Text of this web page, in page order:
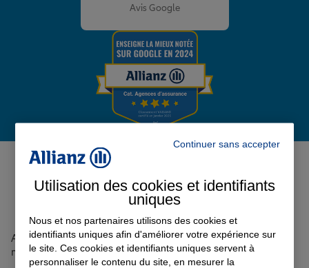
Transmission
Départ à la retraite
Préparer l’avenir
Assurance habitation
Le Pack Famille
Garantie des accidents de la vie
Assurance scolaire
Protection juridique
Allianz en France
Avis Google
Avis de l'agence Agence
MUTZIG
Avis sur une période de 6 mois
Aucun avis sur votre agence n'a été retrouvé pour le
moment
Continuer sans accepter
Utilisation des cookies et identifiants
uniques
Nous et nos partenaires utilisons des cookies et
identifiants uniques afin d'améliorer votre expérience sur
le site. Ces cookies et identifiants uniques servent à
personnaliser le contenu du site, en mesurer la